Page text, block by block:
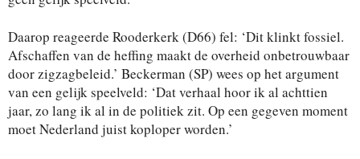
Daarop reageerde Rooderkerk (D66) fel: ‘Dit klinkt fossiel.
Afschaffen van de heffing maakt de overheid onbetrouwbaar
door zigzagbeleid.’ Beckerman (SP) wees op het argument
van een gelijk speelveld: ‘Dat verhaal hoor ik al achttien
jaar, zo lang ik al in de politiek zit. Op een gegeven moment
moet Nederland juist koploper worden.’